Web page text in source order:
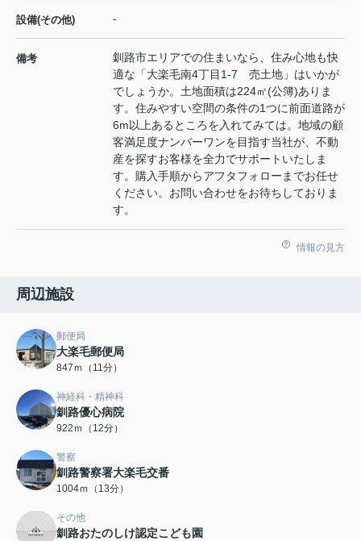
設備(その他) -
備考
釧路市エリアでの住まいなら、住み心地も快
適な「大楽毛南4丁目1-7 売土地」はいかが
でしょうか。土地面積は224㎡(公簿)ありま
す。住みやすい空間の条件の1つに前面道路が
6m以上あるところを入れてみては。地域の顧
客満足度ナンバーワンを目指す当社が、不動
産を探すお客様を全力でサポートいたしま
す。購入手順からアフタフォローまでお任せ
ください。お問い合わせをお待ちしておりま
す。
情報の見方
周辺施設
郵便局
大楽毛郵便局
847ｍ（11分）
神経科・精神科
釧路優心病院
922ｍ（12分）
警察
釧路警察署大楽毛交番
1004ｍ（13分）
その他
釧路おたのしけ認定こども園